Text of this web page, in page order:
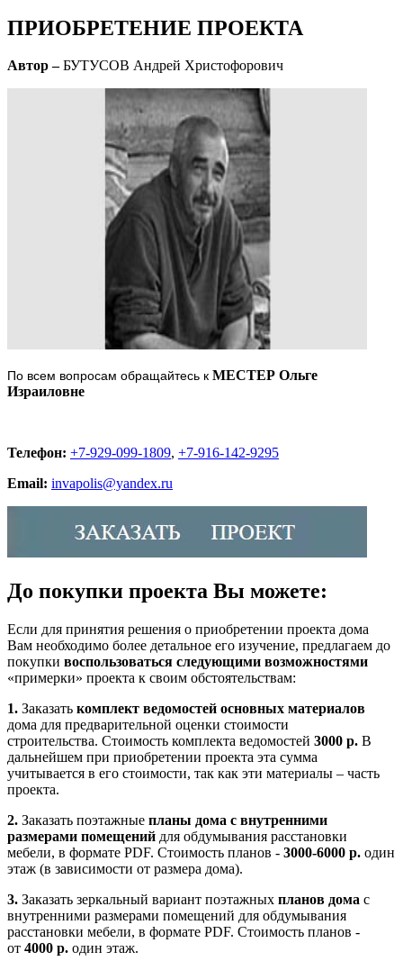
ПРИОБРЕТЕНИЕ ПРОЕКТА
Автор –БУТУСОВ Андрей Христофорович
По всем вопросам обращайтесь к МЕСТЕР Ольге
Израиловне
Телефон: +7-929-099-1809, +7-916-142-9295
Email: invapolis@yandex.ru
До покупки проекта Вы можете:
Если для принятия решения о приобретении проекта дома
Вам необходимо более детальное его изучение, предлагаем до
покупки воспользоваться следующими возможностями
«примерки» проекта к своим обстоятельствам:
1. Заказать комплект ведомостей основных материалов
дома для предварительной оценки стоимости
строительства. Стоимость комплекта ведомостей 3000 р. В
дальнейшем при приобретении проекта эта сумма
учитывается в его стоимости, так как эти материалы – часть
проекта.
2. Заказать поэтажные планы дома с внутренними
размерами помещений для обдумывания расстановки
мебели, в формате PDF. Стоимость планов - 3000-6000 р. один
этаж (в зависимости от размера дома).
3. Заказать зеркальный вариант поэтажных планов дома с
внутренними размерами помещений для обдумывания
расстановки мебели, в формате PDF. Стоимость планов -
от 4000 р. один этаж.